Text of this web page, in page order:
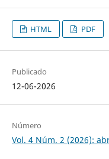
HTML PDF
Publicado
12-06-2026
Número
Vol. 4 Núm. 2 (2026):